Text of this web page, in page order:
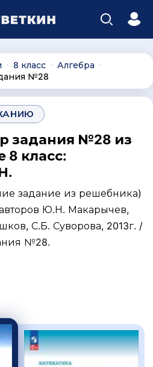
∙ 8 класс ∙ Алгебра ∙
№28
задания №28 из
8 класс:
задание из решебника)
Ю.Н. Макарычев,
С.Б. Суворова, 2013г. /
№28.